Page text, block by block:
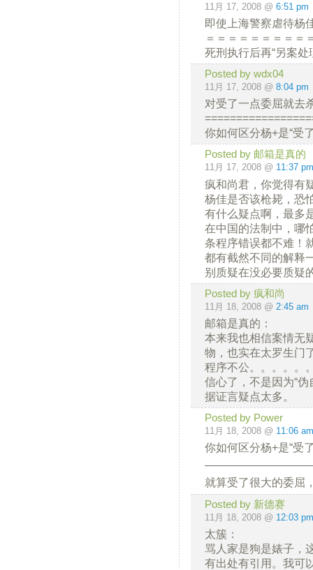
11月 17, 2008 @ 6:51 pm
即使上海警察虐待杨
＝＝＝＝＝＝＝＝＝
死刑执行后再“另案处
Posted by wdx04
11月 17, 2008 @ 8:04 pm
对受了一点委屈就去
你如何区分杨+是“受
Posted by 邮箱是真的
11月 17, 2008 @ 11:37 pm
疯和尚君，你觉得有
杨佳是否该枪毙，恐
有什么疑点啊，最多
在中国的法制中，哪
条程序错误都不难！
都有截然不同的解
别质疑在没必要质疑
Posted by 疯和尚
11月 18, 2008 @ 2:45 am
邮箱是真的：
本来我也相信案情无
物，也实在太罗生门
程序不公。。。。。
信心了，不是因为“
据证言疑点太多。
Posted by Power
11月 18, 2008 @ 11:06 am
你如何区分杨+是“受
就算受了很大的委屈
Posted by 新德赛
11月 18, 2008 @ 12:03 pm
太簇：
骂人家是狗是婊子，
有出处有引用。我可